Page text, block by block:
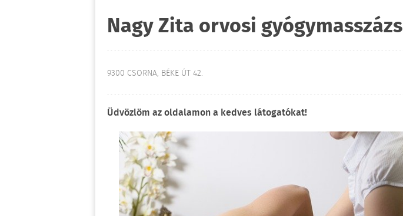
Nagy Zita orvosi gyógymasszázs
9300 CSORNA, BÉKE ÚT 42.
Üdvözlöm az oldalamon a kedves látogatókat!